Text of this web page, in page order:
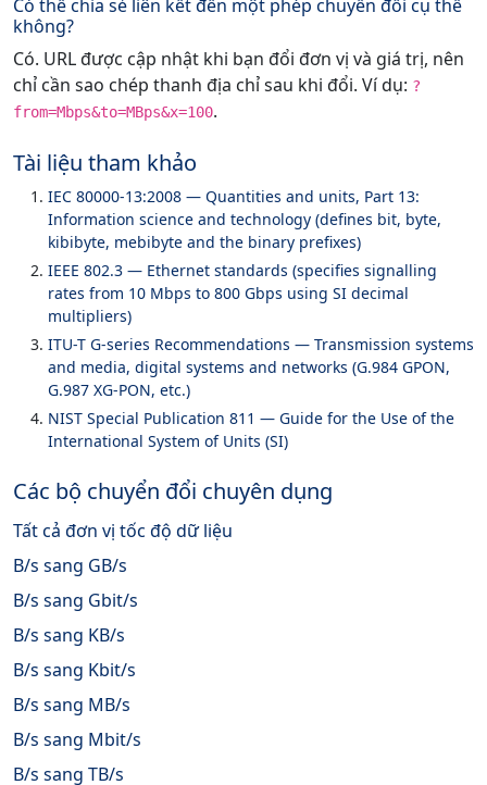
Có thể chia sẻ liên kết đến một phép chuyển đổi cụ thể
không?
Có. URL được cập nhật khi bạn đổi đơn vị và giá trị, nên
chỉ cần sao chép thanh địa chỉ sau khi đổi. Ví dụ: ?
from=Mbps&to=MBps&x=100.
Tài liệu tham khảo
IEC 80000-13:2008 — Quantities and units, Part 13:
Information science and technology (defines bit, byte,
kibibyte, mebibyte and the binary prefixes)
IEEE 802.3 — Ethernet standards (specifies signalling
rates from 10 Mbps to 800 Gbps using SI decimal
multipliers)
ITU-T G-series Recommendations — Transmission systems
and media, digital systems and networks (G.984 GPON,
G.987 XG-PON, etc.)
NIST Special Publication 811 — Guide for the Use of the
International System of Units (SI)
Các bộ chuyển đổi chuyên dụng
Tất cả đơn vị tốc độ dữ liệu
B/s sang GB/s
B/s sang Gbit/s
B/s sang KB/s
B/s sang Kbit/s
B/s sang MB/s
B/s sang Mbit/s
B/s sang TB/s